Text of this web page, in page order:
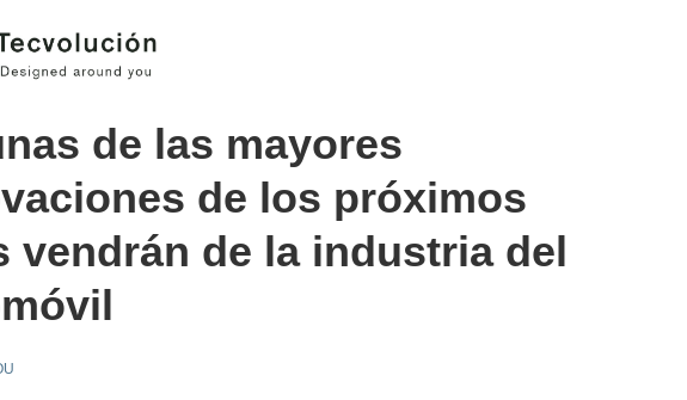
de las mayores
de los próximos
vendrán de la industria del